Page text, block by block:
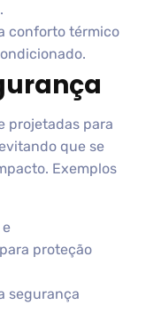
conforto térmico
projetadas para
que se
Exemplos
proteção
segurança